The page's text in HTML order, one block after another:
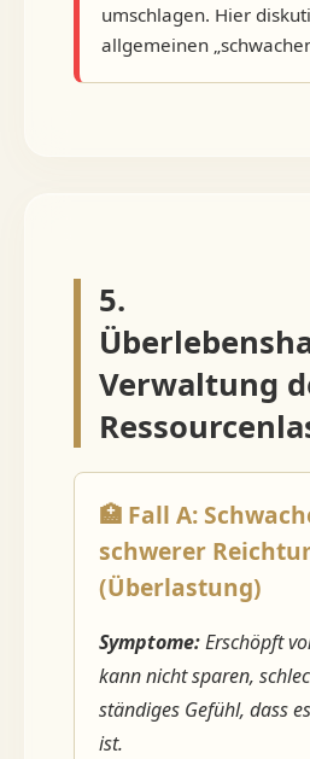
umschlagen. Hier
allgemeinen
5.
Verwaltung
🏥 Fall A:
schwerer
(Überlastung)
Symptome:Erschöpft
kann nicht sparen,
ständiges Gefühl, dass
ist.